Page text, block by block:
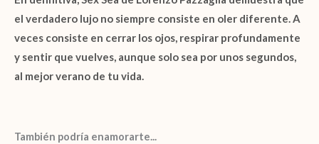
el verdadero lujo no siempre consiste en oler diferente. A
veces consiste en cerrar los ojos, respirar profundamente
y sentir que vuelves, aunque solo sea por unos segundos,
al mejor verano de tu vida.
También podría enamorarte...